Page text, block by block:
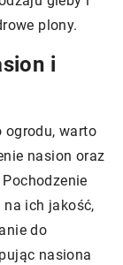
plony.
i
ogrodu, warto
nasion oraz
na ich jakość,
do
nasiona